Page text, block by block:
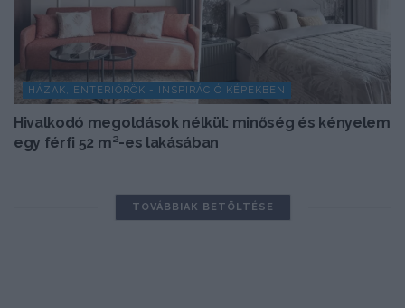
HÁZAK, ENTERIŐRÖK - INSPIRÁCIÓ KÉPEKBEN
Hivalkodó megoldások nélkül: minőség és kényelem
egy férfi 52 m²-es lakásában
TOVÁBBIAK BETÖLTÉSE